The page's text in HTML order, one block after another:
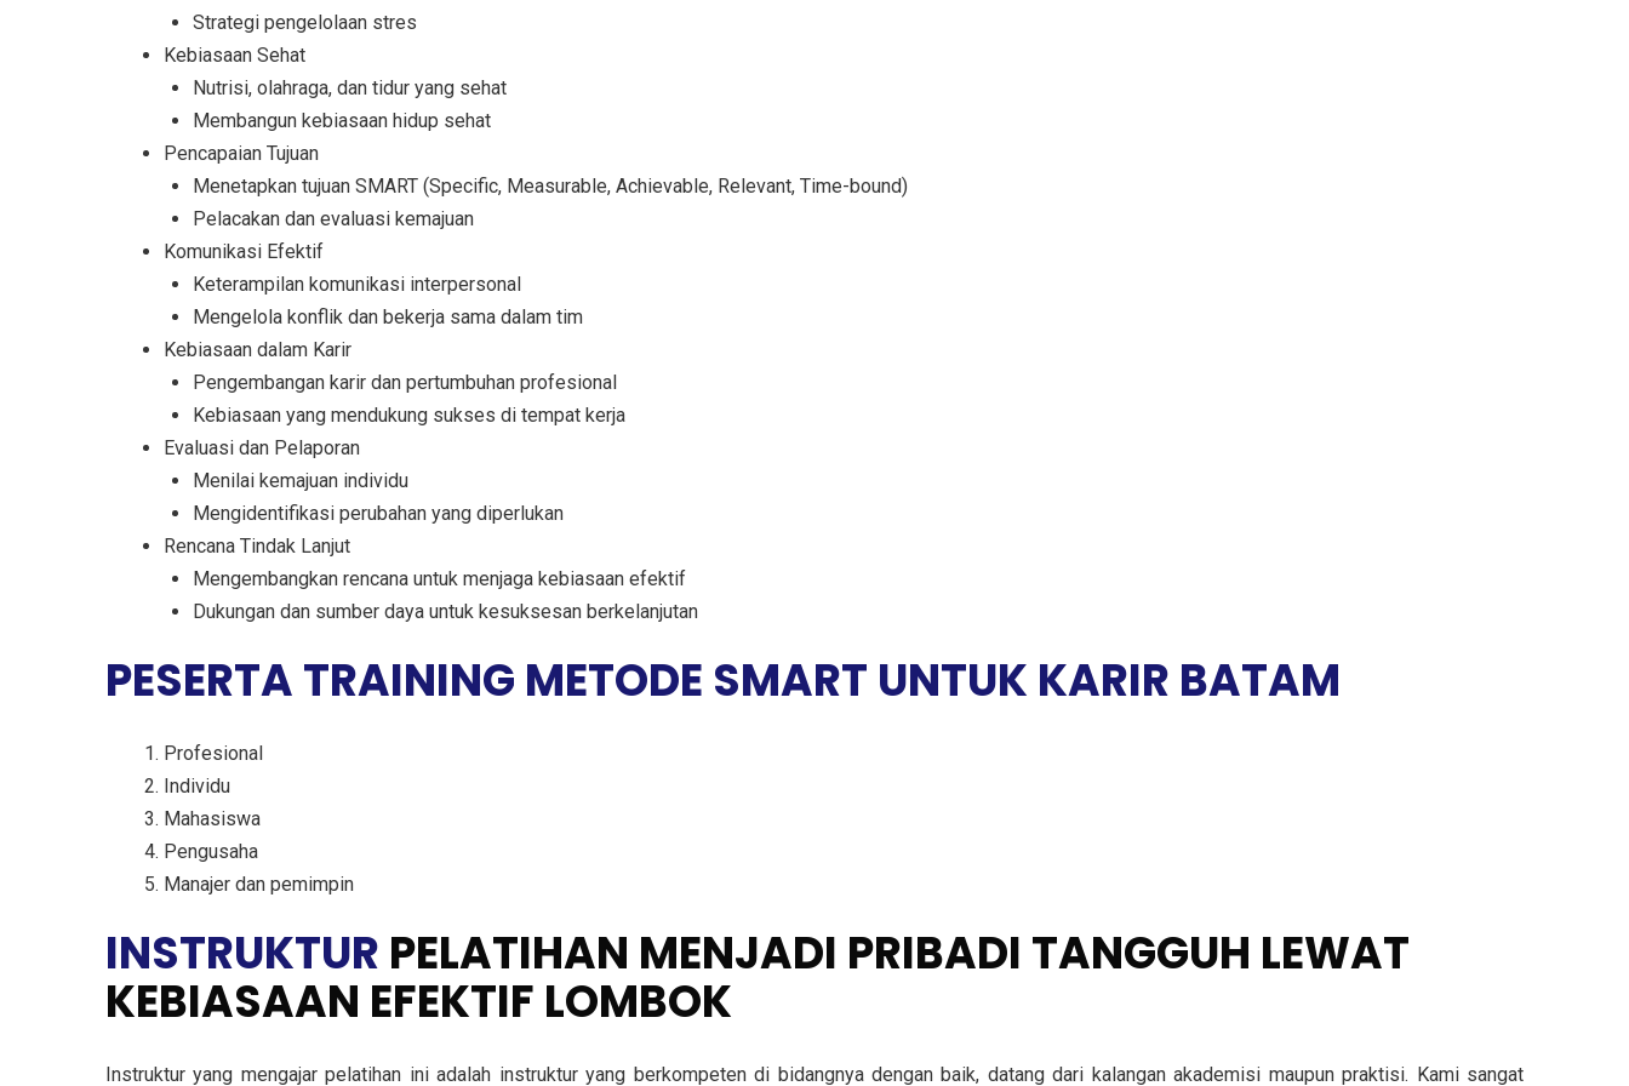
Strategi pengelolaan stres
Kebiasaan Sehat
Nutrisi, olahraga, dan tidur yang sehat
Membangun kebiasaan hidup sehat
Pencapaian Tujuan
Menetapkan tujuan SMART (Specific, Measurable, Achievable, Relevant, Time-bound)
Pelacakan dan evaluasi kemajuan
Komunikasi Efektif
Keterampilan komunikasi interpersonal
Mengelola konflik dan bekerja sama dalam tim
Kebiasaan dalam Karir
Pengembangan karir dan pertumbuhan profesional
Kebiasaan yang mendukung sukses di tempat kerja
Evaluasi dan Pelaporan
Menilai kemajuan individu
Mengidentifikasi perubahan yang diperlukan
Rencana Tindak Lanjut
Mengembangkan rencana untuk menjaga kebiasaan efektif
Dukungan dan sumber daya untuk kesuksesan berkelanjutan
PESERTA TRAINING METODE SMART UNTUK KARIR BATAM
Profesional
Individu
Mahasiswa
Pengusaha
Manajer dan pemimpin
INSTRUKTUR PELATIHAN MENJADI PRIBADI TANGGUH LEWAT
KEBIASAAN EFEKTIF LOMBOK
Instruktur yang mengajar pelatihan ini adalah instruktur yang berkompeten di bidangnya dengan baik, datang dari kalangan akademisi maupun praktisi. Kami sangat